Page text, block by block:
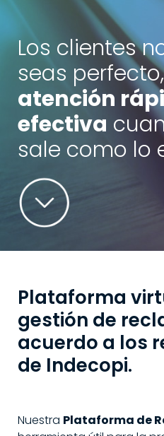
Los clientes
seas
atención
efectiva
sale como lo
Plataforma
gestión de
acuerdo a los
de Indecopi.
Nuestra Plataforma de